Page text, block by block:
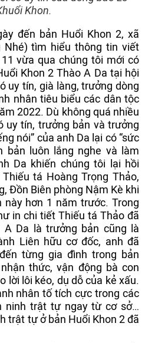
Khon.
đến bản Huổi Khon 2, xã
Nhé) tìm hiểu thông tin viết
vừa qua chúng tôi mới có
Khon 2 Thào A Da tại hội
uy tín, già làng, trưởng dòng
nhân tiêu biểu các dân tộc
2022. Dù không quá nhiều
uy tín, trưởng bản và trưởng
nói” của anh Da lại có “sức
bản luôn lắng nghe và làm
Da khiến chúng tôi lại hồi
tá Hoàng Trọng Thảo,
Đồn Biên phòng Nậm Kè khi
hơn 1 năm trước. Trong
in chi tiết Thiếu tá Thảo đã
A Da là trưởng bản cũng là
Liên hữu cơ đốc, anh đã
từng gia đình trong bản
thức, vận động bà con
lời lôi kéo, dụ dỗ của kẻ xấu.
nhân tố tích cực trong các
ninh trật tự ngay từ cơ sở…
trật tự ở bản Huổi Khon 2 đã